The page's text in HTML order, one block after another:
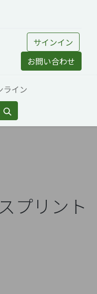
サインイン
お問い合わせ
ライン
プリント